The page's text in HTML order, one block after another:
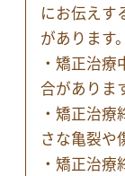
にお伝えす
があります。
・矯正治
合がありま
・矯正治
さな亀裂や
・矯正治